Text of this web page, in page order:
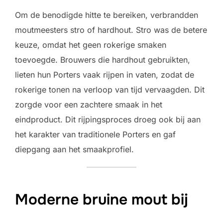
Om de benodigde hitte te bereiken, verbrandden
moutmeesters stro of hardhout. Stro was de betere
keuze, omdat het geen rokerige smaken
toevoegde. Brouwers die hardhout gebruikten,
lieten hun Porters vaak rijpen in vaten, zodat de
rokerige tonen na verloop van tijd vervaagden. Dit
zorgde voor een zachtere smaak in het
eindproduct. Dit rijpingsproces droeg ook bij aan
het karakter van traditionele Porters en gaf
diepgang aan het smaakprofiel.
Moderne bruine mout bij